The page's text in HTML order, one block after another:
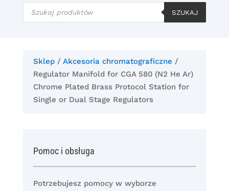
Wyszukiwarka
produktów
SZUKAJ
Sklep/ Akcesoria chromatograficzne /
Regulator Manifold for CGA 580 (N2 He Ar)
Chrome Plated Brass Protocol Station for
Single or Dual Stage Regulators
Pomoc i obsługa
Potrzebujesz pomocy w wyborze